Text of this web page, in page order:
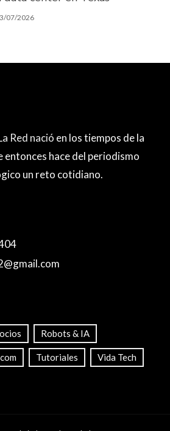
07/2026
Red nació en los tiempos de la
entonces hace del periodismo
un reto cotidiano.
Robots & IA
Tutoriales Vida Tech